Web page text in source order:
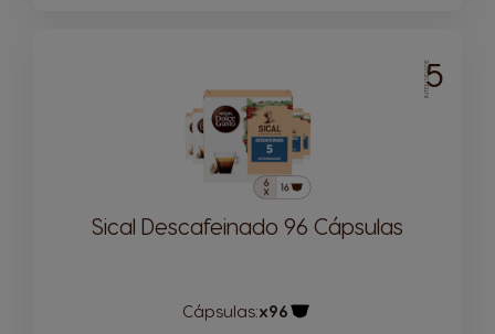
INTENSIDADE5
Sical Descafeinado 96 Cápsulas
Cápsulas:x96